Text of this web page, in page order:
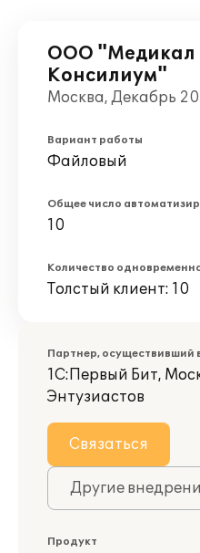
ООО "Медикал
Консилиум"
Москва, Декабрь
Вариант работы
Файловый
Общее число
10
Количество
Толстый клиент: 10
Партнер, осуществивший
1С:Первый Бит,
Энтузиастов
Связаться
Другие
Продукт